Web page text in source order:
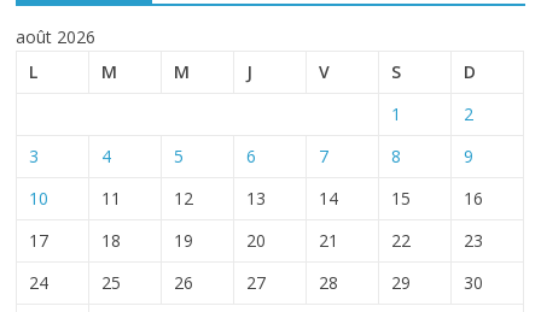
août 2026
L
M M J V S D
1
2
3
4 5 6 7 8
9
10
11 12 13 14 15
16
17
18 19 20 21 22
23
24
25 26 27 28 29
30